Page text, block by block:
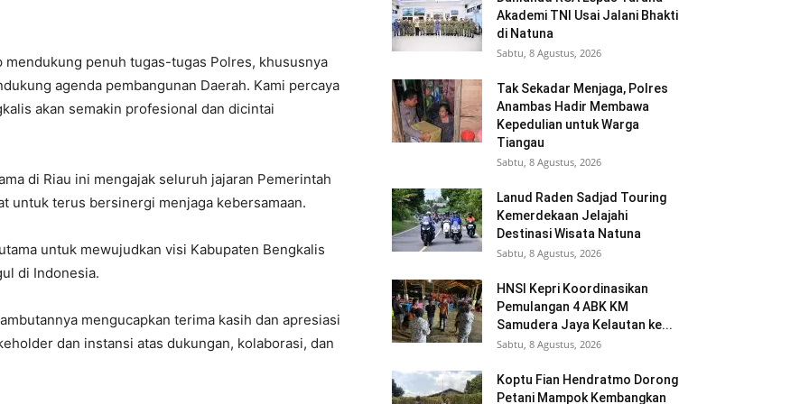
mendukung penuh tugas-tugas Polres, khususnya
agenda pembangunan Daerah. Kami percaya
akan semakin profesional dan dicintai
di Riau ini mengajak seluruh jajaran Pemerintah
untuk terus bersinergi menjaga kebersamaan.
untuk mewujudkan visi Kabupaten Bengkalis
di Indonesia.
mengucapkan terima kasih dan apresiasi
dan instansi atas dukungan, kolaborasi, dan
Akademi TNI Usai Jalani Bhakti
di Natuna
Sabtu, 8 Agustus, 2026
Tak Sekadar Menjaga, Polres
Anambas Hadir Membawa
Kepedulian untuk Warga
Tiangau
Sabtu, 8 Agustus, 2026
Lanud Raden Sadjad Touring
Kemerdekaan Jelajahi
Destinasi Wisata Natuna
Sabtu, 8 Agustus, 2026
HNSI Kepri Koordinasikan
Pemulangan 4 ABK KM
Samudera Jaya Kelautan ke...
Sabtu, 8 Agustus, 2026
Koptu Fian Hendratmo Dorong
Petani Mampok Kembangkan